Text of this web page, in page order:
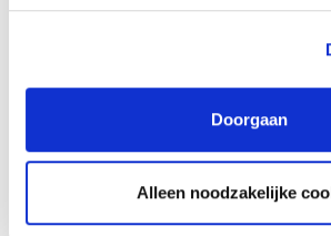
Doorgaan
Alleen noodzakelijke
– net zoals we dat in onze systemen doen.